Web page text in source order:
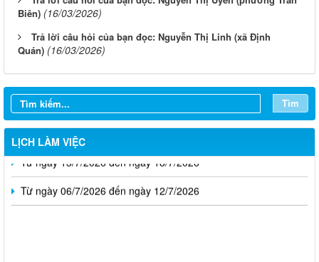
Biên) (16/03/2026)
Trả lời câu hỏi của bạn đọc: Nguyễn Thị Linh (xã Định
Quán) (16/03/2026)
Tìm
LỊCH LÀM VIỆC
Từ ngày 27/7/2026 đến ngày 02/8/2026
Từ ngày 20/7/2026 đến ngày 26/7/2026
Từ ngày 13/7/2026 đến ngày 18/7/2026
Từ ngày 06/7/2026 đến ngày 12/7/2026